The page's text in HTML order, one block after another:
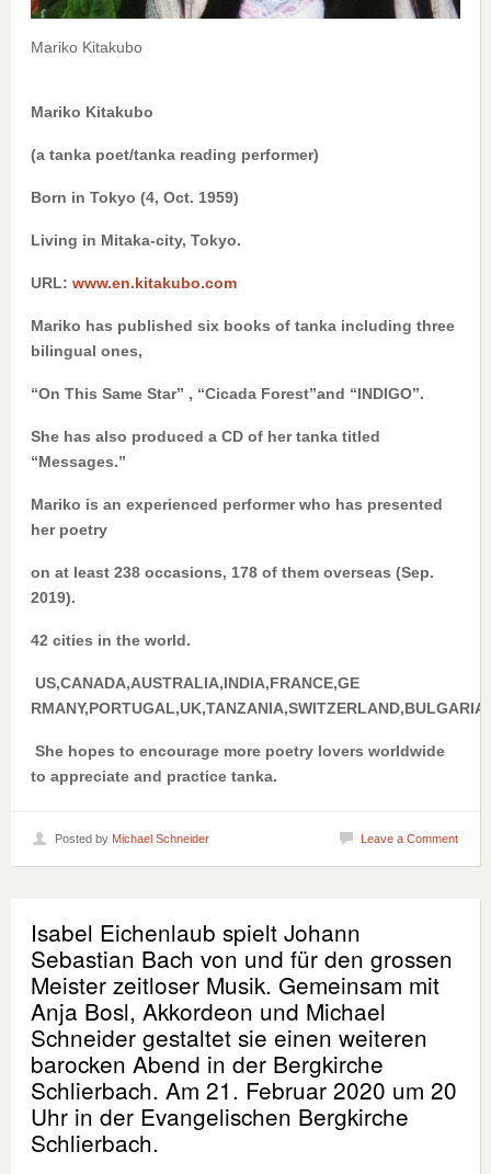
Mariko Kitakubo
Mariko Kitakubo
(a tanka poet/tanka reading performer)
Born in Tokyo (4, Oct. 1959)
Living in Mitaka-city, Tokyo.
URL: www.en.kitakubo.com
Mariko has published six books of tanka including three
bilingual ones,
“On This Same Star” , “Cicada Forest”and “INDIGO”.
She has also produced a CD of her tanka titled
“Messages.”
Mariko is an experienced performer who has presented
her poetry
on at least 238 occasions, 178 of them overseas (Sep.
2019).
42 cities in the world.
US,CANADA,AUSTRALIA,INDIA,FRANCE,GE
RMANY,PORTUGAL,UK,TANZANIA,SWITZERLAND,BULGARIA
She hopes to encourage more poetry lovers worldwide
to appreciate and practice tanka.
Posted by Michael Schneider Leave a Comment
Isabel Eichenlaub spielt Johann
Sebastian Bach von und für den grossen
Meister zeitloser Musik. Gemeinsam mit
Anja Bosl, Akkordeon und Michael
Schneider gestaltet sie einen weiteren
barocken Abend in der Bergkirche
Schlierbach. Am 21. Februar 2020 um 20
Uhr in der Evangelischen Bergkirche
Schlierbach.